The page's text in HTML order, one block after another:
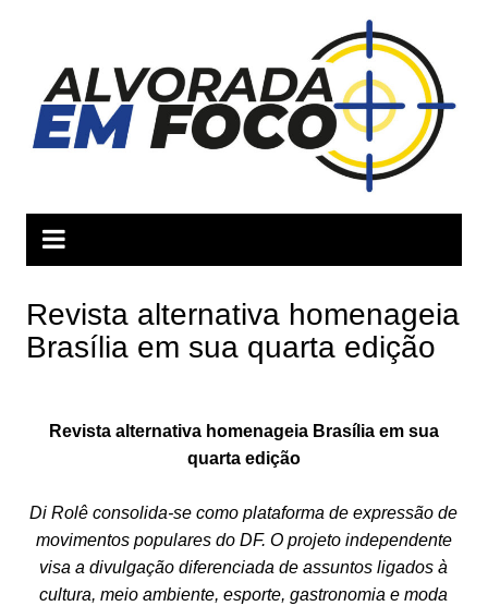
conteúdo
Revista alternativa homenageia
Brasília em sua quarta edição
Revista alternativa homenageia Brasília em sua
quarta edição
Di Rolê consolida-se como plataforma de expressão de
movimentos populares do DF. O projeto independente
visa a divulgação diferenciada de assuntos ligados à
cultura, meio ambiente, esporte, gastronomia e moda